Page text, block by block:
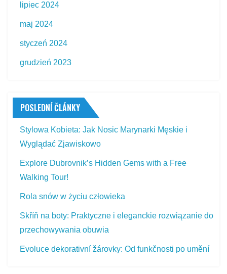
lipiec 2024
maj 2024
styczeń 2024
grudzień 2023
POSLEDNÍ ČLÁNKY
Stylowa Kobieta: Jak Nosic Marynarki Męskie i
Wyglądać Zjawiskowo
Explore Dubrovnik’s Hidden Gems with a Free
Walking Tour!
Rola snów w życiu człowieka
Skříň na boty: Praktyczne i eleganckie rozwiązanie do
przechowywania obuwia
Evoluce dekorativní žárovky: Od funkčnosti po umění